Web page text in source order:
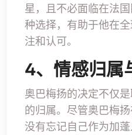
星，且不必面临在法
种选择，有助于他在
注和认可。
4、情感归属
奥巴梅扬的决定不仅
的归属。尽管奥巴梅
没有忘记自己作为加